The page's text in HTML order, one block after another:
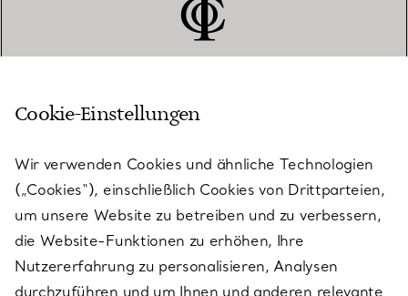
KUNDENSERVICE
SERVICES
ÜBER TIFFANY & CO.
Cookie-Einstellungen
Wir verwenden Cookies und ähnliche Technologien
(„Cookies“), einschließlich Cookies von Drittparteien,
um unsere Website zu betreiben und zu verbessern,
die Website-Funktionen zu erhöhen, Ihre
Nutzererfahrung zu personalisieren, Analysen
durchzuführen und um Ihnen und anderen relevante